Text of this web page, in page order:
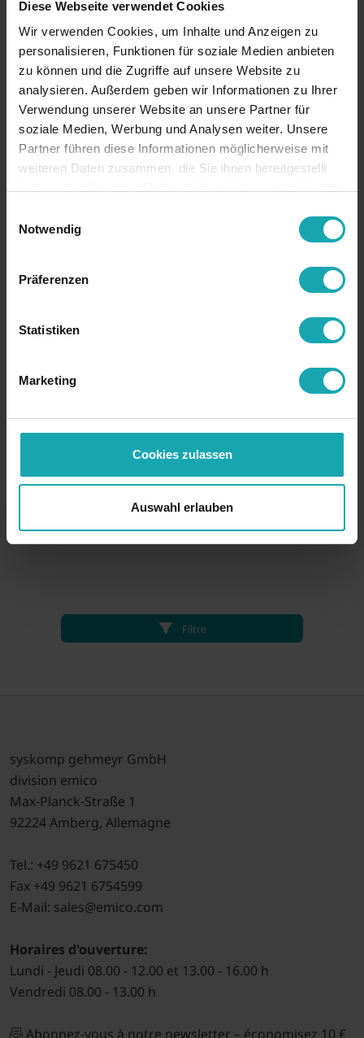
Diese Webseite verwendet Cookies
Wir verwenden Cookies, um Inhalte und Anzeigen zu
personalisieren, Funktionen für soziale Medien anbieten
zu können und die Zugriffe auf unsere Website zu
analysieren. Außerdem geben wir Informationen zu Ihrer
Verwendung unserer Website an unsere Partner für
soziale Medien, Werbung und Analysen weiter. Unsere
Partner führen diese Informationen möglicherweise mit
weiteren Daten zusammen, die Sie ihnen bereitgestellt
Notwendig
Präferenzen
Statistiken
Marketing
Cookies zulassen
Auswahl erlauben
Filtre
syskomp gehmeyr GmbH
division emico
Max-Planck-Straße 1
92224 Amberg, Allemagne
Tel.: +49 9621 675450
Fax +49 9621 6754599
E-Mail: sales@emico.com
Horaires d'ouverture:
Lundi - Jeudi 08.00 - 12.00 et 13.00 - 16.00 h
Vendredi 08.00 - 13.00 h
Abonnez-vous à notre newsletter – économisez 10 €